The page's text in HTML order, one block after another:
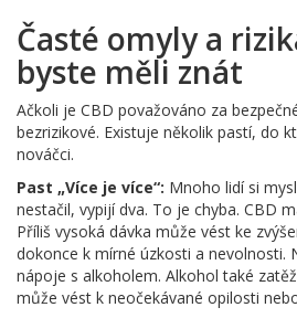
Časté omyly a
byste měli znát
Ačkoli je CBD považováno za
bezrizikové. Existuje několik pastí, do
nováčci.
Past „Více je více“: Mnoho lidí si
nestačil, vypijí dva. To je chyba. CBD
Příliš vysoká dávka může vést ke
dokonce k mírné úzkosti a nevolnosti.
nápoje s alkoholem. Alkohol také
může vést k neočekávané opilosti